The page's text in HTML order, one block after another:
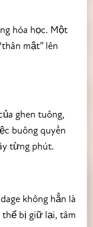
hóa học. Một
mật” lên
ghen tuông,
buông quyền
từng phút.
không hẳn là
bị giữ lại, tâm